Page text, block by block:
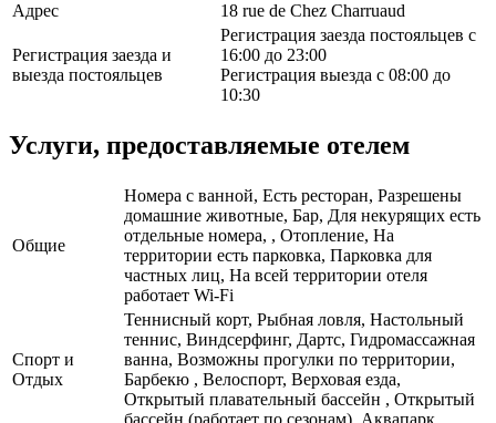
Адрес
18 rue de Chez Charruaud
Регистрация заезда и
выезда постояльцев
Регистрация заезда постояльцев с
16:00 до 23:00
Регистрация выезда с 08:00 до
10:30
Услуги, предоставляемые отелем
Общие
Номера с ванной, Есть ресторан, Разрешены
домашние животные, Бар, Для некурящих есть
отдельные номера, , Отопление, На
территории есть парковка, Парковка для
частных лиц, На всей территории отеля
работает Wi-Fi
Спорт и
Отдых
Теннисный корт, Рыбная ловля, Настольный
теннис, Виндсерфинг, Дартс, Гидромассажная
ванна, Возможны прогулки по территории,
Барбекю , Велоспорт, Верховая езда,
Открытый плавательный бассейн , Открытый